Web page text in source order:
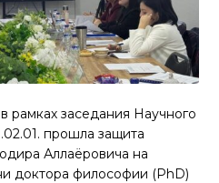
рамках заседания Научного
прошла защита
Аллаёровича на
доктора философии (PhD)